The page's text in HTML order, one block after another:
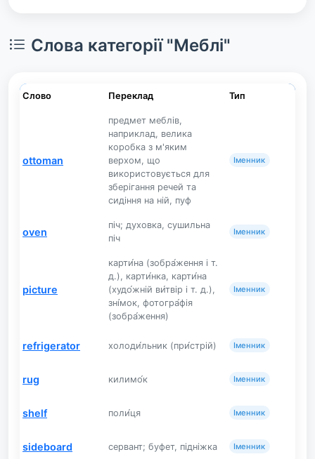
Слова категорії "Меблі"
Слово Переклад Тип
ottoman
предмет меблів,
наприклад, велика
коробка з м'яким
верхом, що
використовується для
зберігання речей та
сидіння на ній, пуф
Іменник
oven
піч; духовка, сушильна
піч
Іменник
picture
карти́на (зобра́ження і т.
д.), карти́нка, карти́на
(худо́жній ви́твір і т. д.),
зні́мок, фотогра́фія
(зобра́ження)
Іменник
refrigerator холоди́льник (при́стрій) Іменник
rug килимо́к Іменник
shelf поли́ця Іменник
sideboard сервант; буфет, підніжка Іменник